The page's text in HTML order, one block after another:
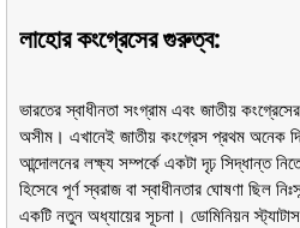
লাহোর কংগ্রেসের গুরুত্ব:
ভারতের স্বাধীনতা সংগ্রাম এবং জাতীয়
অসীম। এখানেই জাতীয় কংগ্রেস প্রথম অনেক
আন্দোলনের লক্ষ্য সম্পর্কে একটা দৃঢ় সিদ্ধান্ত
হিসেবে পূর্ণ স্বরাজ বা স্বাধীনতার ঘোষণা ছিল
একটি নতুন অধ্যায়ের সূচনা। ডোমিনিয়ন